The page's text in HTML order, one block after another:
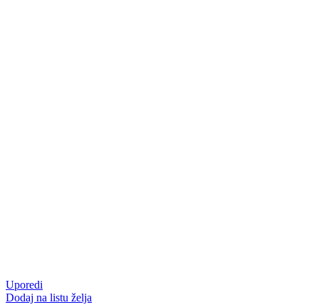
Uporedi
Dodaj na listu želja